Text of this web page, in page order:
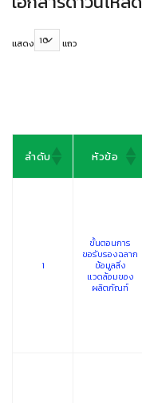
แสดง แถว
ลำดับ หัวข้อ
1
ขั้นตอนการ
ขอรับรองฉลาก
ข้อมูลสิ่ง
แวดล้อมของ
ผลิตภัณฑ์